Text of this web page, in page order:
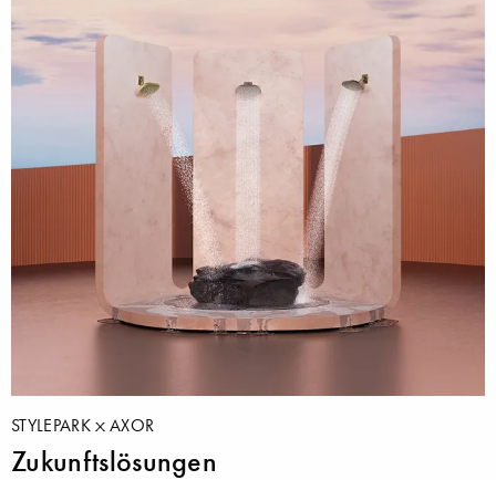
STYLEPARK AXOR
Zukunftslösungen